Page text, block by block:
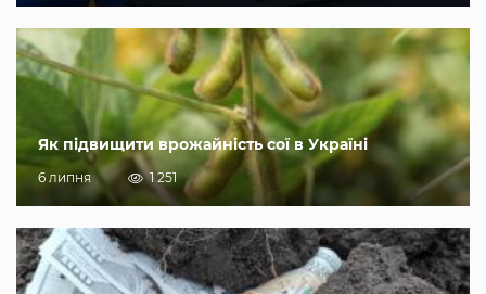
Як підвищити врожайність сої в Україні
6 липня 1 251